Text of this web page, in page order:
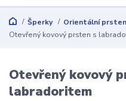
Šperky
Orientální
Otevřený kovový prsten s
Otevřený kovový
labradoritem